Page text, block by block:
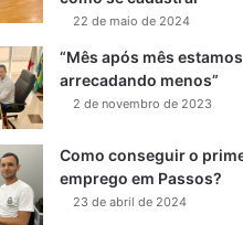
22 de maio de 2024
“Mês após mês estamos
arrecadando menos”
2 de novembro de 2023
Como conseguir o
emprego em Passos?
23 de abril de 2024